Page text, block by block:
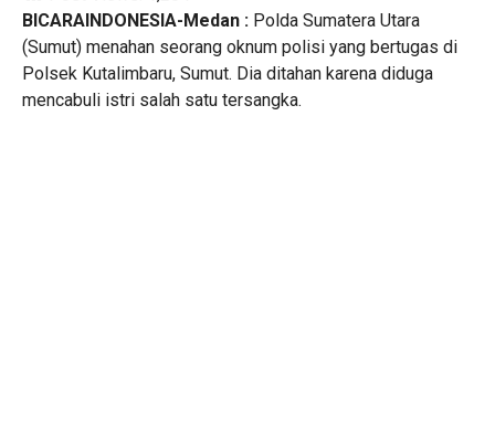
BICARAINDONESIA-Medan : Polda Sumatera Utara
(Sumut) menahan seorang oknum polisi yang bertugas di
Polsek Kutalimbaru, Sumut. Dia ditahan karena diduga
mencabuli istri salah satu tersangka.